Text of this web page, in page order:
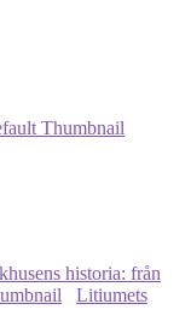
historia: från
Litiumets